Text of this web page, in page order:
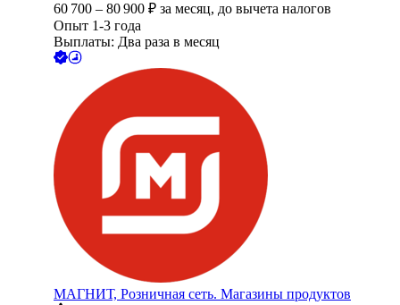
60 700 – 80 900 ₽ за месяц, до вычета налогов
Опыт 1-3 года
Выплаты: Два раза в месяц
МАГНИТ, Розничная сеть. Магазины продуктов